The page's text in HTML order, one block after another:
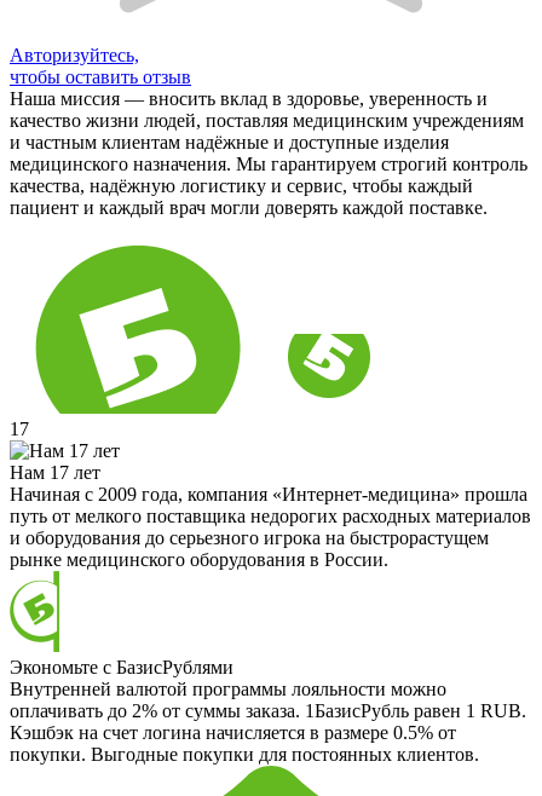
Авторизуйтесь,
чтобы оставить отзыв
Наша миссия — вносить вклад в здоровье, уверенность и
качество жизни людей, поставляя медицинским учреждениям
и частным клиентам надёжные и доступные изделия
медицинского назначения. Мы гарантируем строгий контроль
качества, надёжную логистику и сервис, чтобы каждый
пациент и каждый врач могли доверять каждой поставке.
17
Нам 17 лет
Начиная с 2009 года, компания «Интернет-медицина» прошла
путь от мелкого поставщика недорогих расходных материалов
и оборудования до серьезного игрока на быстрорастущем
рынке медицинского оборудования в России.
Экономьте с БазисРублями
Внутренней валютой программы лояльности можно
оплачивать до 2% от суммы заказа. 1БазисРубль равен 1 RUB.
Кэшбэк на счет логина начисляется в размере 0.5% от
покупки. Выгодные покупки для постоянных клиентов.